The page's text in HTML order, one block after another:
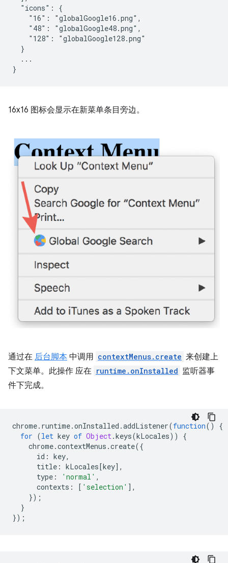
  "icons": {
    "16": "globalGoogle16.png",
    "48": "globalGoogle48.png",
    "128": "globalGoogle128.png"
  }
  ...
16x16 图标会显示在新菜单条目旁边。
通过在 后台脚本 中调用 contextMenus.create 来创建上
下文菜单。此操作 应在 runtime.onInstalled 监听器事
件下完成。
chrome. runtime.onInstalled .addListener(function()
{
for (let key of Object.keys(kLocales))
{
chrome.contextMenus .create({
id : key,
title : kLocales [key],
type : 'normal' ,
contexts : [ 'selection' ],
});
}
});